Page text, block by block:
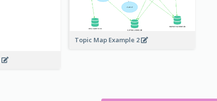
Topic Map Example 2